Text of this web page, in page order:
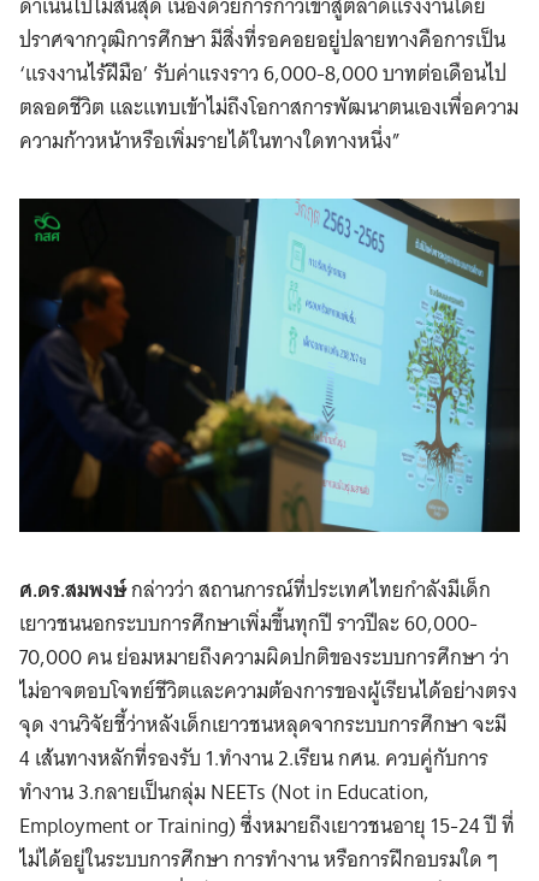
ปราศจากวุฒิการศึกษา มีสิ่งที่รอคอยอยู่ปลายทางคือการเป็น
‘แรงงานไร้ฝีมือ’ รับค่าแรงราว 6,000-8,000 บาทต่อเดือนไป
ตลอดชีวิต และแทบเข้าไม่ถึงโอกาสการพัฒนาตนเองเพื่อความ
ความก้าวหน้าหรือเพิ่มรายได้ในทางใดทางหนึ่ง”
ศ.ดร.สมพงษ์กล่าวว่า สถานการณ์ที่ประเทศไทยกำลังมีเด็ก
เยาวชนนอกระบบการศึกษาเพิ่มขึ้นทุกปี ราวปีละ 60,000-
70,000 คน ย่อมหมายถึงความผิดปกติของระบบการศึกษา ว่า
ไม่อาจตอบโจทย์ชีวิตและความต้องการของผู้เรียนได้อย่างตรง
จุด งานวิจัยชี้ว่าหลังเด็กเยาวชนหลุดจากระบบการศึกษา จะมี
4 เส้นทางหลักที่รองรับ 1.ทำงาน 2.เรียน กศน. ควบคู่กับการ
ทำงาน 3.กลายเป็นกลุ่ม NEETs (Not in Education,
Employment or Training) ซึ่งหมายถึงเยาวชนอายุ 15-24 ปี ที่
ไม่ได้อยู่ในระบบการศึกษา การทำงาน หรือการฝึกอบรมใด ๆ